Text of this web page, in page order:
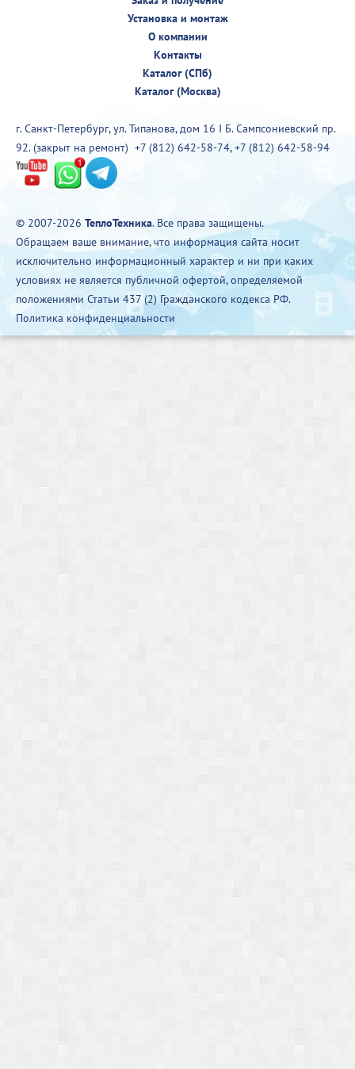
Установка и монтаж
О компании
Контакты
Каталог (СПб)
Каталог (Москва)
г. Санкт-Петербург, ул. Типанова, дом 16 I Б. Сампсониевский пр.
92. (закрыт на ремонт) +7 (812) 642-58-74,+7 (812) 642-58-94
© 2007-2026 ТеплоТехника. Все права защищены.
Обращаем ваше внимание, что информация сайта носит
исключительно информационный характер и ни при каких
условиях не является публичной офертой, определяемой
положениями Статьи 437 (2) Гражданского кодекса РФ.
Политика конфиденциальности